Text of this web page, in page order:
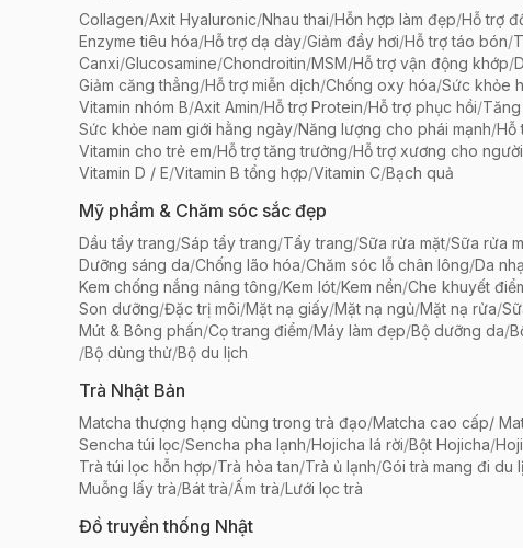
Collagen/Axit Hyaluronic/Nhau thai/Hỗn hợp làm đẹp/Hỗ trợ
Enzyme tiêu hóa/Hỗ trợ dạ dày/Giảm đầy hơi/Hỗ trợ táo bón/
Canxi/Glucosamine/Chondroitin/MSM/Hỗ trợ vận động khớp/
Giảm căng thẳng/Hỗ trợ miễn dịch/Chống oxy hóa/Sức khỏe
Vitamin nhóm B/Axit Amin/Hỗ trợ Protein/Hỗ trợ phục hồi/
Sức khỏe nam giới hằng ngày/Năng lượng cho phái mạnh/Hỗ
Vitamin cho trẻ em/Hỗ trợ tăng trưởng/Hỗ trợ xương cho
Vitamin D / E/Vitamin B tổng hợp/Vitamin C/Bạch quả
Mỹ phẩm & Chăm sóc sắc đẹp
Dầu tẩy trang/Sáp tẩy trang/Tẩy trang/Sữa rửa mặt/Sữa rửa
Dưỡng sáng da/Chống lão hóa/Chăm sóc lỗ chân lông/Da
Kem chống nắng nâng tông/Kem lót/Kem nền/Che khuyết
Son dưỡng/Đặc trị môi/Mặt nạ giấy/Mặt nạ ngủ/Mặt nạ rửa/
Mút & Bông phấn/Cọ trang điểm/Máy làm đẹp/Bộ dưỡng da/
/Bộ dùng thử/Bộ du lịch
Trà Nhật Bản
Matcha thượng hạng dùng trong trà đạo/Matcha cao cấp/
Sencha túi lọc/Sencha pha lạnh/Hojicha lá rời/Bột Hojicha/
Trà túi lọc hỗn hợp/Trà hòa tan/Trà ủ lạnh/Gói trà mang đi du
Muỗng lấy trà/Bát trà/Ấm trà/Lưới lọc trà
Đồ truyền thống Nhật